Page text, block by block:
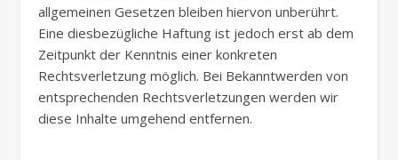
allgemeinen Gesetzen bleiben hiervon unberührt.
Eine diesbezügliche Haftung ist jedoch erst ab dem
Zeitpunkt der Kenntnis einer konkreten
Rechtsverletzung möglich. Bei Bekanntwerden von
entsprechenden Rechtsverletzungen werden wir
diese Inhalte umgehend entfernen.